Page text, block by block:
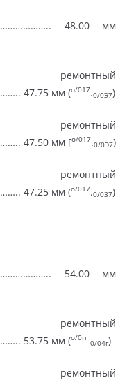
48.00 мм
47.75 мм (о/017.0/0Э7)
47.50 мм [о/017.0/0Э7)
47.25 мм (о/017.0/037)
54.00 мм
53.75 мм (о/0гг
0/04г)